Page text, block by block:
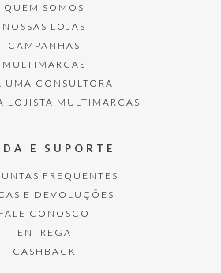
QUEM SOMOS
NOSSAS LOJAS
CAMPANHAS
MULTIMARCAS
UMA CONSULTORA
LOJISTA MULTIMARCAS
E SUPORTE
FREQUENTES
E DEVOLUÇÕES
FALE CONOSCO
ENTREGA
CASHBACK